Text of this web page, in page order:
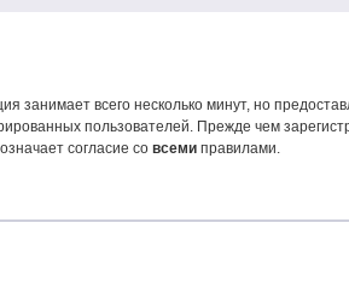
занимает всего несколько минут, но
пользователей. Прежде чем
согласие со всеми правилами.